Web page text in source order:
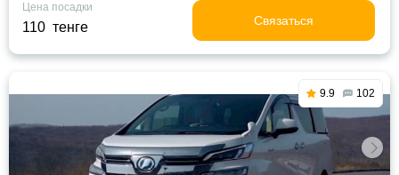
Цена посадки
110 тенге Связаться
9.9 102